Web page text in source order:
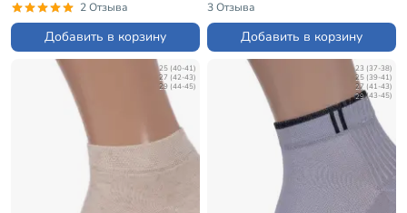
(14С2124)
2 Отзыва
Добавить в корзину
(14С2124)
3 Отзыва
Добавить в корзину
25 (40-41)
27 (42-43)
29 (44-45)
23 (37-38)
25 (39-41)
27 (41-43)
29 (43-45)